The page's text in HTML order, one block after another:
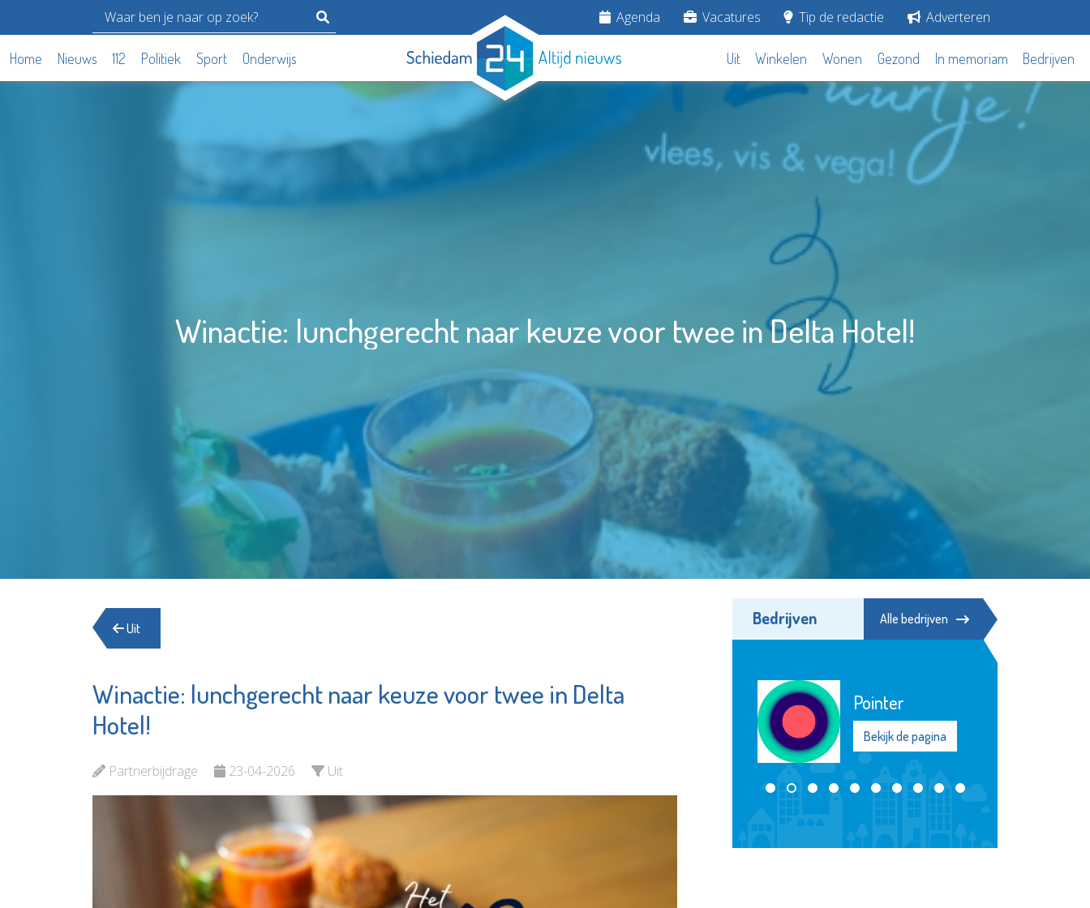
Agenda Vacatures Tip de redactie Adverteren
Home Nieuws 112 Politiek Sport Onderwijs Uit Winkelen Wonen Gezond In memoriam Bedrijven
Winactie: lunchgerecht naar keuze voor twee in Delta Hotel!
Uit
Winactie: lunchgerecht naar keuze voor twee in Delta
Hotel!
Partnerbijdrage 23-04-2026 Uit
Bedrijven Alle bedrijven
Bekijk de pagina
Stichting
Pointer
Shell Energy and
Chemicals Park
Rotterdam
Bekijk de pagina